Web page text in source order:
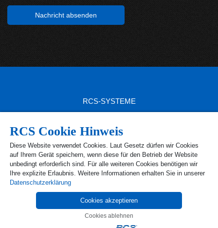
RCS Cookie Hinweis
Diese Website verwendet Cookies. Laut Gesetz dürfen wir Cookies
auf Ihrem Gerät speichern, wenn diese für den Betrieb der Website
unbedingt erforderlich sind. Für alle weiteren Cookies benötigen wir
Ihre explizite Erlaubnis. Weitere Informationen erhalten Sie in unserer
Datenschutzerklärung
Cookies ablehnen
Cookies akzeptieren
RCS-SYSTEME
RCS KONTAKT
Ust.-Id Nr. DE 1 63 89 40 52
Datenschutz| Impressum|
DEVELOPED WITH MODULE.OS